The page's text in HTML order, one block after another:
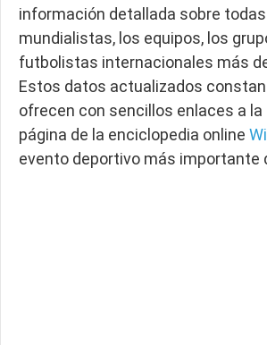
información detallada sobre
mundialistas, los equipos, los
futbolistas internacionales más
Estos datos actualizados
ofrecen con sencillos enlaces a
página de la enciclopedia online
evento deportivo más importante